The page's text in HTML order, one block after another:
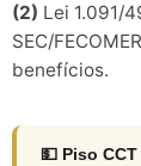
(2) Lei 1.091/
SEC/
benefícios.
💵 Piso